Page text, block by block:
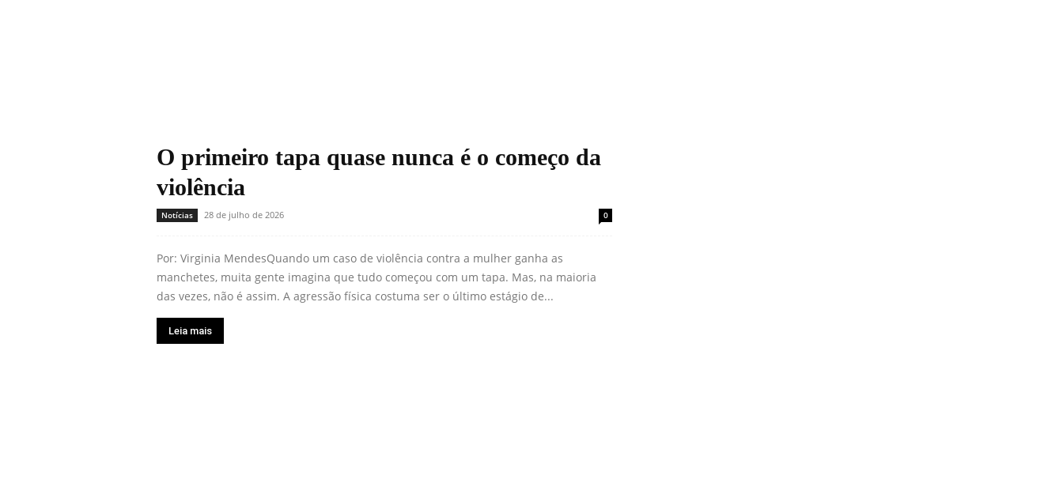
O primeiro tapa quase nunca é o começo da
violência
Notícias 28 de julho de 2026 0
Por: Virginia MendesQuando um caso de violência contra a mulher ganha as
manchetes, muita gente imagina que tudo começou com um tapa. Mas, na maioria
das vezes, não é assim. A agressão física costuma ser o último estágio de...
Leia mais